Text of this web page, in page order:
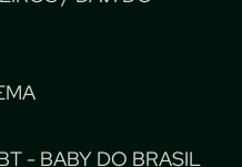
- BABY DO BRASIL